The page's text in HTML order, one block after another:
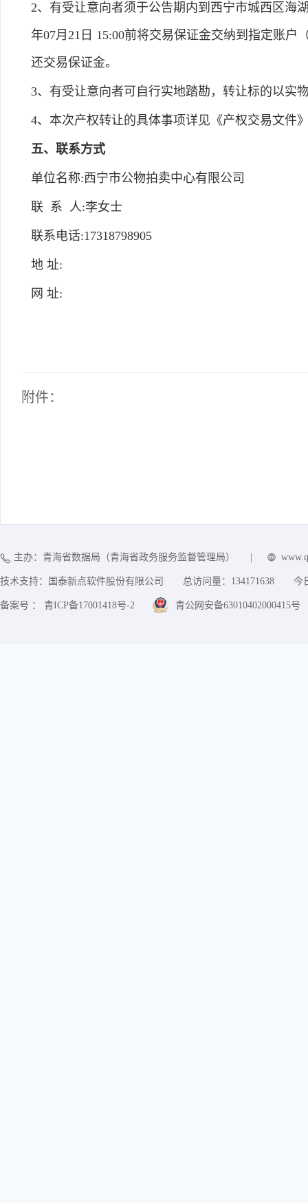
2、有受让意向者须于公告期内到西宁市城西区海
年07月21日 15:00前将交易保证金交纳到指定账
还交易保证金。
3、有受让意向者可自行实地踏勘，转让标的以实
4、本次产权转让的具体事项详见《产权交易文件
五、联系方式
单位名称:西宁市公物拍卖中心有限公司
联 系 人:李女士
联系电话:17318798905
地 址:
网 址:
附件：
主办：青海省数据局（青海省政务服务监督管理局）
技术支持：国泰新点软件股份有限公司 总访问量： 134171638 今
备案号 ： 青ICP备17001418号-2 青公网安备63010402000415号